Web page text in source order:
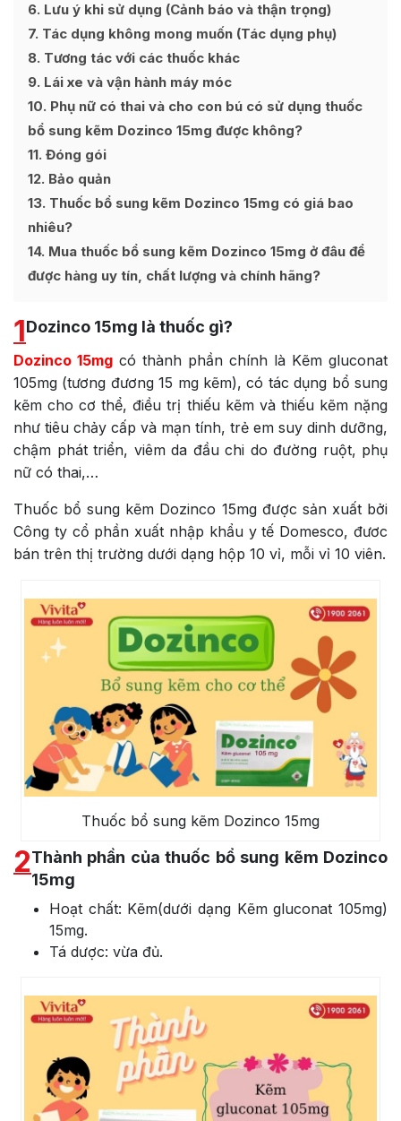
6 Lưu ý khi sử dụng (Cảnh báo và thận trọng)
7 Tác dụng không mong muốn (Tác dụng phụ)
8 Tương tác với các thuốc khác
9 Lái xe và vận hành máy móc
10 Phụ nữ có thai và cho con bú có sử dụng thuốc
bổ sung kẽm Dozinco 15mg được không?
11 Đóng gói
12 Bảo quản
13 Thuốc bổ sung kẽm Dozinco 15mg có giá bao
nhiêu?
14 Mua thuốc bổ sung kẽm Dozinco 15mg ở đâu để
được hàng uy tín, chất lượng và chính hãng?
1Dozinco 15mg là thuốc gì?
Dozinco 15mg có thành phần chính là Kẽm gluconat
105mg (tương đương 15 mg kẽm), có tác dụng bổ sung
kẽm cho cơ thể, điều trị thiếu kẽm và thiếu kẽm nặng
như tiêu chảy cấp và mạn tính, trẻ em suy dinh dưỡng,
chậm phát triển, viêm da đầu chi do đường ruột, phụ
nữ có thai,…
Thuốc bổ sung kẽm Dozinco 15mg được sản xuất bởi
Công ty cổ phần xuất nhập khẩu y tế Domesco, đươc
bán trên thị trường dưới dạng hộp 10 vỉ, mỗi vỉ 10 viên.
Thuốc bổ sung kẽm Dozinco 15mg
2Thành phần của thuốc bổ sung kẽm Dozinco
15mg
Hoạt chất: Kẽm(dưới dạng Kẽm gluconat 105mg)
15mg.
Tá dược: vừa đủ.